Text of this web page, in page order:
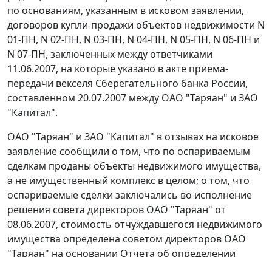
по основаниям, указанным в исковом заявлении,
договоров купли-продажи объектов недвижимости N
01-ПН, N 02-ПН, N 03-ПН, N 04-ПН, N 05-ПН, N 06-ПН и
N 07-ПН, заключенных между ответчиками
11.06.2007, на которые указано в акте приема-
передачи векселя Сберегательного банка России,
составленном 20.07.2007 между ОАО "Таряан" и ЗАО
"Капитал".
ОАО "Таряан" и ЗАО "Капитал" в отзывах на исковое
заявление сообщили о том, что по оспариваемым
сделкам проданы объекты недвижимого имущества,
а не имущественный комплекс в целом; о том, что
оспариваемые сделки заключались во исполнение
решения совета директоров ОАО "Таряан" от
08.06.2007, стоимость отчуждавшегося недвижимого
имущества определена советом директоров ОАО
"Таряан" на основании Отчета об определении